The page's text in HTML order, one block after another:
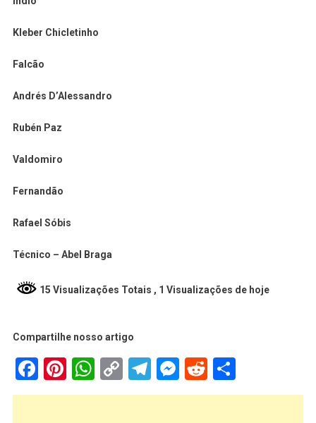
Kleber Chicletinho
Falcão
Andrés D’Alessandro
Rubén Paz
Valdomiro
Fernandão
Rafael Sóbis
Técnico – Abel Braga
15 Visualizações Totais , 1 Visualizações de hoje
Compartilhe nosso artigo
Facebook
Pinterest
WhatsApp
Copy
Link
Telegram
Messenger
Reddit